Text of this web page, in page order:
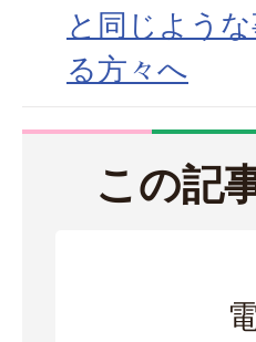
と同じよう
る方々へ
この記